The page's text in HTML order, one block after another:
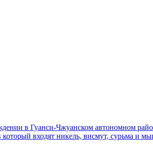
в Гуанси-Чжуанском автономном
входят никель, висмут, сурьма и